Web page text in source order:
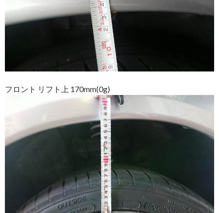
フロント リフト上 170mm(0g)